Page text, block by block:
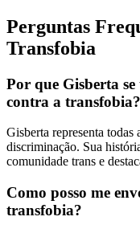
Perguntas
Transfobia
Por que Gisberta
contra a transfobia?
Gisberta representa todas
discriminação. Sua
comunidade trans e
Como posso me
transfobia?